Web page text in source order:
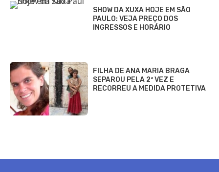
SHOW DA XUXA HOJE EM SÃO
PAULO: VEJA PREÇO DOS
INGRESSOS E HORÁRIO
FILHA DE ANA MARIA BRAGA
SEPAROU PELA 2ª VEZ E
RECORREU A MEDIDA PROTETIVA